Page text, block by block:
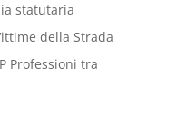
statutaria
della Strada
Professioni tra